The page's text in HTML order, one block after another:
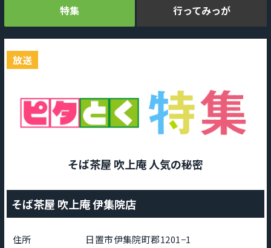
特集
放送
そば茶屋 吹上庵 人気の秘密
そば茶屋 吹上庵 伊集院店
住所 日置市伊集院町郡1201−1
行ってみっが